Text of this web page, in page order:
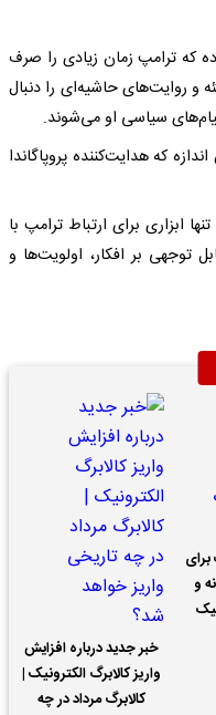
که ترامپ زمان زیادی را صرف
و روایت‌های حاشیه‌ای را دنبال
سیاسی او می‌شوند.
که هدایت‌کننده پروپاگاندا
ابزاری برای ارتباط ترامپ با
توجهی بر افکار، اولویت‌ها و
و
خبر جدید درباره افزایش
واریز کالابرگ الکترونیک |
کالابرگ مرداد در چه